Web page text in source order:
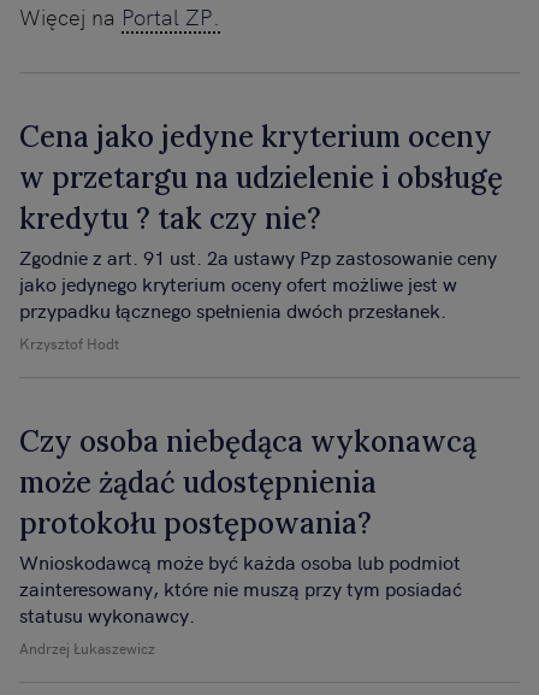
Więcej na Portal ZP.
Cena jako jedyne kryterium oceny
w przetargu na udzielenie i obsługę
kredytu ? tak czy nie?
Krzysztof Hodt
Zgodnie z art. 91 ust. 2a ustawy Pzp zastosowanie ceny
jako jedynego kryterium oceny ofert możliwe jest w
przypadku łącznego spełnienia dwóch przesłanek.
Czy osoba niebędąca wykonawcą
może żądać udostępnienia
protokołu postępowania?
Andrzej Łukaszewicz
Wnioskodawcą może być każda osoba lub podmiot
zainteresowany, które nie muszą przy tym posiadać
statusu wykonawcy.